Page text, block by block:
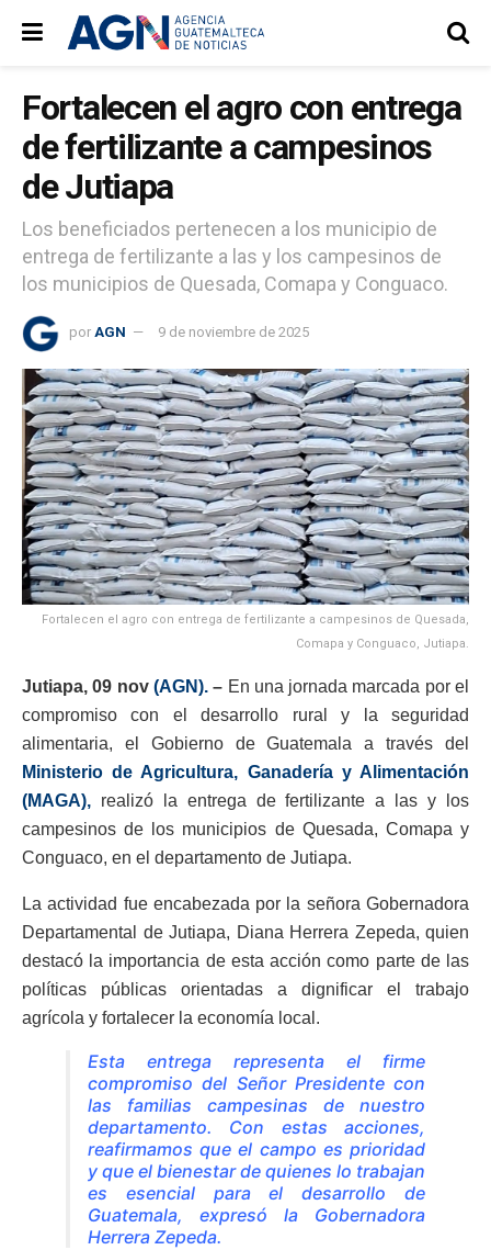
Fortalecen el agro con entrega
de fertilizante a campesinos
de Jutiapa
Los beneficiados pertenecen a los municipio de
entrega de fertilizante a las y los campesinos de
los municipios de Quesada, Comapa y Conguaco.
por AGN 9 de noviembre de 2025
Fortalecen el agro con entrega de fertilizante a campesinos de Quesada,
Comapa y Conguaco, Jutiapa.
Jutiapa, 09 nov (AGN).– En una jornada marcada por el
compromiso con el desarrollo rural y la seguridad
alimentaria, el Gobierno de Guatemala a través del
Ministerio de Agricultura, Ganadería y Alimentación
(MAGA), realizó la entrega de fertilizante a las y los
campesinos de los municipios de Quesada, Comapa y
Conguaco, en el departamento de Jutiapa.
La actividad fue encabezada por la señora Gobernadora
Departamental de Jutiapa, Diana Herrera Zepeda, quien
destacó la importancia de esta acción como parte de las
políticas públicas orientadas a dignificar el trabajo
agrícola y fortalecer la economía local.
Esta entrega representa el firme
compromiso del Señor Presidente con
las familias campesinas de nuestro
departamento. Con estas acciones,
reafirmamos que el campo es prioridad
y que el bienestar de quienes lo trabajan
es esencial para el desarrollo de
Guatemala, expresó la Gobernadora
Herrera Zepeda.